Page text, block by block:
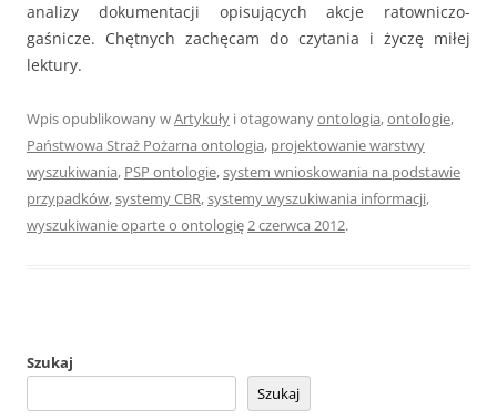
analizy dokumentacji opisujących akcje ratowniczo-
gaśnicze. Chętnych zachęcam do czytania i życzę miłej
lektury.
Wpis opublikowany wArtykuły i otagowanyontologia,ontologie,
Państwowa Straż Pożarna ontologia, projektowanie warstwy
wyszukiwania, PSP ontologie,system wnioskowania na podstawie
przypadków,systemy CBR,systemy wyszukiwania informacji,
wyszukiwanie oparte o ontologię2 czerwca 2012.
Szukaj
Szukaj